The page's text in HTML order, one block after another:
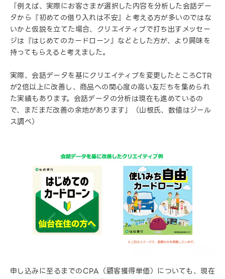
「例えば、実際にお客さまが選択した内容を分析した会話デー
タから『初めての借り入れは不安』と考える方が多いのではな
いかと仮説を立てた場合、クリエイティブで打ち出すメッセー
ジは『はじめてのカードローン』などとした方が、より興味を
持ってもらえると考えました。
実際、会話データを基にクリエイティブを変更したところCTR
が2倍以上に改善し、商品への関心度の高い友だちを集められ
た実績もあります。会話データの分析は現在も進めているの
で、まだまだ改善の余地があります」（山根氏、数値はジール
ス調べ）
申し込みに至るまでのCPA（顧客獲得単価）についても、現在